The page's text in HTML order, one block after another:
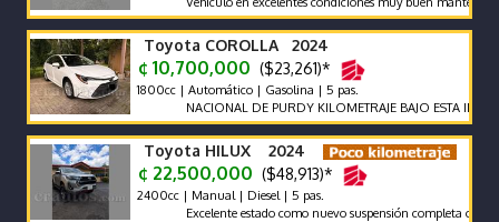
Toyota COROLLA 2024
¢ 10,700,000 ($23,261)*
1800cc | Automático | Gasolina | 5 pas.
NACIONAL DE PURDY KILOMETRAJE BAJO ESTA IMPECABLE
Toyota HILUX 2024
¢ 22,500,000 ($48,913)*
2400cc | Manual | Diesel | 5 pas.
Excelente estado como nuevo suspensión completa old man